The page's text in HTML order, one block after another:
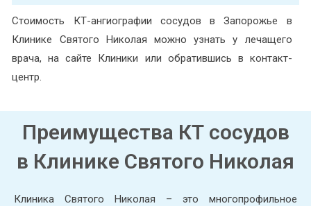
Стоимость КТ-ангиографии сосудов в Запорожье в
Клинике Святого Николая можно узнать у лечащего
врача, на сайте Клиники или обратившись в контакт-
центр.
Преимущества КТ сосудов
в Клинике Святого Николая
Клиника Святого Николая – это многопрофильное